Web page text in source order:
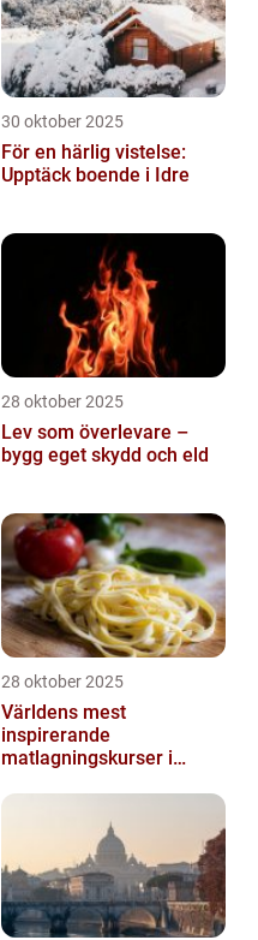
30 oktober 2025
För en härlig vistelse:
Upptäck boende i Idre
28 oktober 2025
Lev som överlevare –
bygg eget skydd och eld
28 oktober 2025
Världens mest
inspirerande
matlagningskurser i